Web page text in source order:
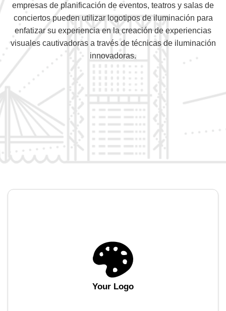
empresas de planificación de eventos, teatros y salas de
conciertos pueden utilizar logotipos de iluminación para
enfatizar su experiencia en la creación de experiencias
visuales cautivadoras a través de técnicas de iluminación
innovadoras.
Your Logo